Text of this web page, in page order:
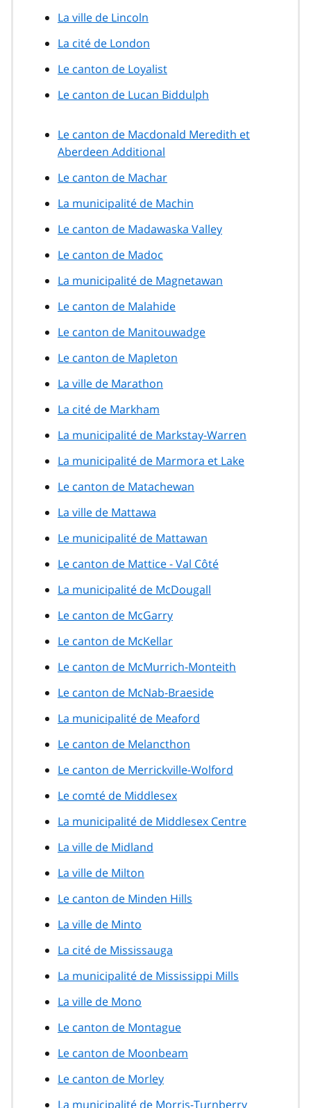
La ville de Lincoln
La cité de London
Le canton de Loyalist
Le canton de Lucan Biddulph
Le canton de Macdonald Meredith et
Aberdeen Additional
Le canton de Machar
La municipalité de Machin
Le canton de Madawaska Valley
Le canton de Madoc
La municipalité de Magnetawan
Le canton de Malahide
Le canton de Manitouwadge
Le canton de Mapleton
La ville de Marathon
La cité de Markham
La municipalité de Markstay-Warren
La municipalité de Marmora et Lake
Le canton de Matachewan
La ville de Mattawa
Le municipalité de Mattawan
Le canton de Mattice - Val Côté
La municipalité de McDougall
Le canton de McGarry
Le canton de McKellar
Le canton de McMurrich-Monteith
Le canton de McNab-Braeside
La municipalité de Meaford
Le canton de Melancthon
Le canton de Merrickville-Wolford
Le comté de Middlesex
La municipalité de Middlesex Centre
La ville de Midland
La ville de Milton
Le canton de Minden Hills
La ville de Minto
La cité de Mississauga
La municipalité de Mississippi Mills
La ville de Mono
Le canton de Montague
Le canton de Moonbeam
Le canton de Morley
La municipalité de Morris-Turnberry